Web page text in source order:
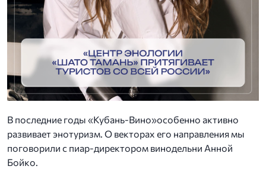
В последние годы «Кубань-Вино»особенно активно
развивает энотуризм. О векторах его направления мы
поговорили с пиар-директором винодельни Анной
Бойко.